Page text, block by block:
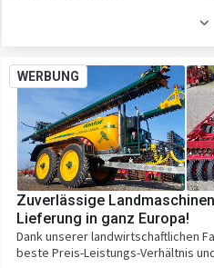
WERBUNG
Zuverlässige
Lieferung in ganz Europa!
Dank unserer landwirtschaftlichen
beste Preis-Leistungs-Verhältnis